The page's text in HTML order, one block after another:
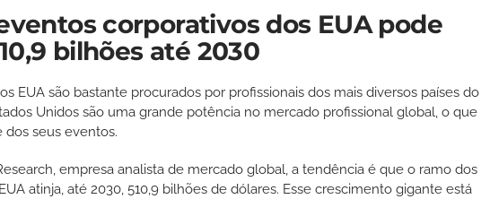
corporativos dos EUA pode
bilhões até 2030
EUA são bastante procurados por profissionais dos mais diversos países do
Unidos são uma grande potência no mercado profissional global, o que
seus eventos.
empresa analista de mercado global, a tendência é que o ramo dos
atinja, até 2030, 510,9 bilhões de dólares. Esse crescimento gigante está